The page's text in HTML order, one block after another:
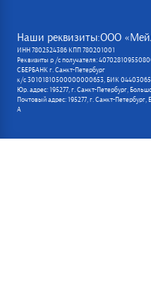
Наши реквизиты:ООО
ИНН 7802524386 КПП 780201001
Реквизиты р /с получателя:
СБЕРБАНК г. Санкт-Петербург
к/с 30101810500000000653, БИК
Юр. адрес: 195277, г. Санкт-Петербург,
Почтовый адрес: 195277, г. Санкт-
А